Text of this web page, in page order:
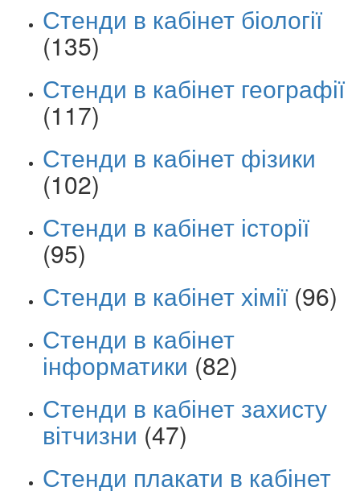
Стенди в кабінет біології
(135)
Стенди в кабінет географії
(117)
Стенди в кабінет фізики
(102)
Стенди в кабінет історії
(95)
Стенди в кабінет хімії (96)
Стенди в кабінет
інформатики (82)
Стенди в кабінет захисту
вітчизни (47)
Стенди плакати в кабінет